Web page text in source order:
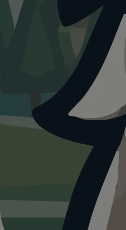
HUNDEAUSLAUF
Hundewiese
Boerns Soll
Heute ist
für
Boerns Soll.
OpenWeatherMap
—